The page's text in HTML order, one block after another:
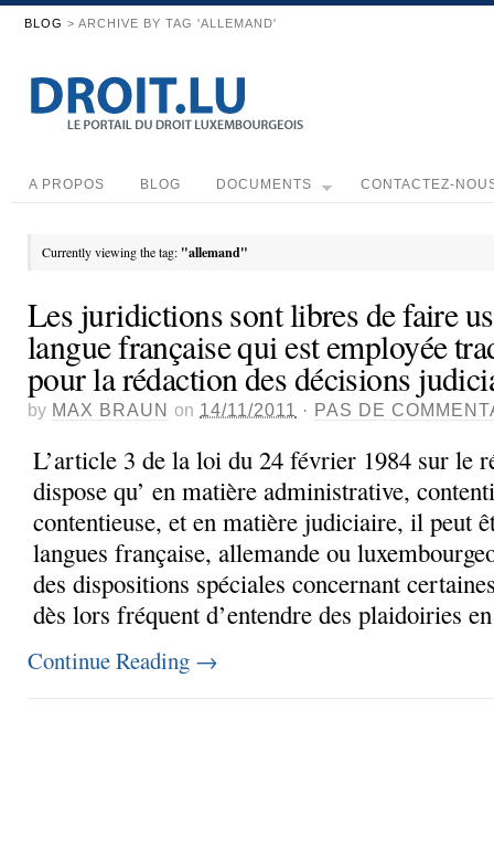
BLOG > ARCHIVE BY TAG 'ALLEMAND'
A PROPOS BLOG DOCUMENTS CONTACTEZ-
Currently viewing the tag: "allemand"
Les juridictions sont libres de faire
langue française qui est employée
pour la rédaction des décisions
by MAX BRAUN on 14/11/2011 · PAS DE
L’article 3 de la loi du 24 février 1984 sur le
dispose qu’ en matière administrative,
contentieuse, et en matière judiciaire, il peut
langues française, allemande ou
des dispositions spéciales concernant
dès lors fréquent d’entendre des plaidoiries
Continue Reading →